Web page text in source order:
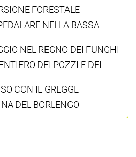
FORESTALE
NELLA BASSA
NEL REGNO DEI FUNGHI
DEI POZZI E DEI
CON IL GREGGE
DEL BORLENGO